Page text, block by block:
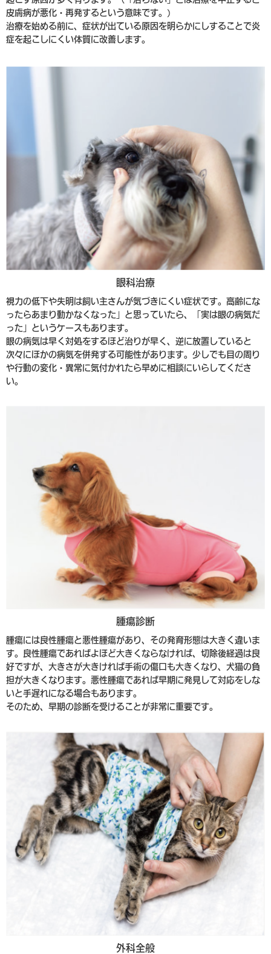
皮膚病が悪化・再発するという意味です。)
治療を始める前に、症状が出ている原因を明らかにしすることで炎
症を起こしにくい体質に改善します。
眼科治療
視力の低下や失明は飼い主さんが気づきにくい症状です。高齢にな
ったらあまり動かなくなった」と思っていたら、「実は眼の病気だ
った」というケースもあります。
眼の病気は早く対処をするほど治りが早く、逆に放置していると
次々にほかの病気を併発する可能性があります。少しでも目の周り
や行動の変化・異常に気付かれたら早めに相談にいらしてくださ
い。
腫瘍診断
腫瘍には良性腫瘍と悪性腫瘍があり、その発育形態は大きく違いま
す。良性腫瘍であればよほど大きくならなければ、切除後経過は良
好ですが、大きさが大きければ手術の傷口も大きくなり、犬猫の負
担が大きくなります。悪性腫瘍であれば早期に発見して対応をしな
いと手遅れになる場合もあります。
そのため、早期の診断を受けることが非常に重要です。
外科全般